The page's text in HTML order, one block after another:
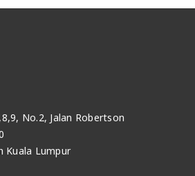
No.2, Jalan Robertson
Kuala Lumpur